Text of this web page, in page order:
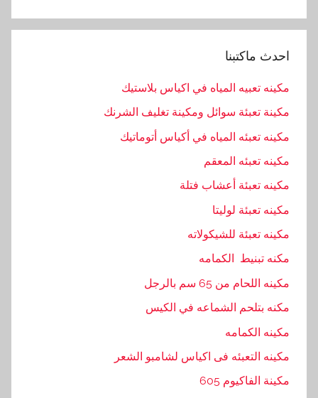
احدث ماكتبنا
مكينه تعبيه المياه في اكياس بلاستيك
مكينة تعبئة سوائل ومكينة تغليف الشرنك
مكينه تعبئه المياه في أكياس أتوماتيك
مكينه تعبئه المعقم
مكينه تعبئة أعشاب فتلة
مكينه تعبئة لوليتا
مكينه تعبئة للشيكولاته
مكنه تبنيط الكمامه
مكينه اللحام من 65 سم بالرجل
مكنه بتلحم الشماعه في الكيس
مكينه الكمامه
مكينه التعبئه فى اكياس لشامبو الشعر
مكينة الفاكيوم 605